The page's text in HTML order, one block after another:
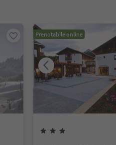
Prenotabile online